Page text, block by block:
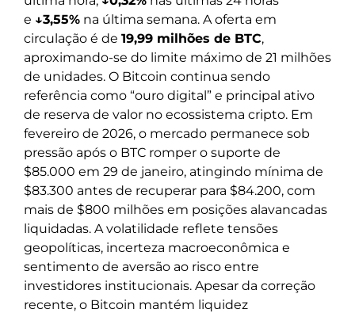
e ↓3,55% na última semana. A oferta em
circulação é de 19,99 milhões de BTC,
aproximando-se do limite máximo de 21 milhões
de unidades. O Bitcoin continua sendo
referência como “ouro digital” e principal ativo
de reserva de valor no ecossistema cripto. Em
fevereiro de 2026, o mercado permanece sob
pressão após o BTC romper o suporte de
$85.000 em 29 de janeiro, atingindo mínima de
$83.300 antes de recuperar para $84.200, com
mais de $800 milhões em posições alavancadas
liquidadas. A volatilidade reflete tensões
geopolíticas, incerteza macroeconômica e
sentimento de aversão ao risco entre
investidores institucionais. Apesar da correção
recente, o Bitcoin mantém liquidez